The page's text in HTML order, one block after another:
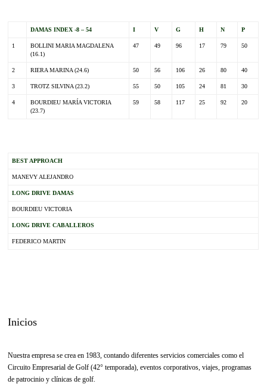
DAMAS INDEX -8 – 54 I V G H N P
1
BOLLINI MARIA MAGDALENA
(16.1)
47 49 96 17 79 50
2 RIERA MARINA (24.6) 50 56 106 26 80 40
3 TROTZ SILVINA (23.2) 55 50 105 24 81 30
4
BOURDIEU MARÍA VICTORIA
(23.7)
59 58 117 25 92 20
BEST APPROACH
MANEVY ALEJANDRO
LONG DRIVE DAMAS
BOURDIEU VICTORIA
LONG DRIVE CABALLEROS
FEDERICO MARTIN
Inicios
Nuestra empresa se crea en 1983, contando diferentes servicios comerciales como el
Circuito Empresarial de Golf (42° temporada), eventos corporativos, viajes, programas
de patrocinio y clínicas de golf.